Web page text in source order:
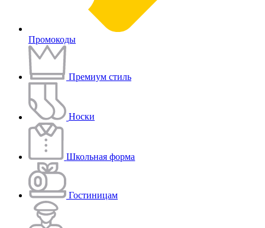
Промокоды
Премиум стиль
Носки
Школьная форма
Гостиницам